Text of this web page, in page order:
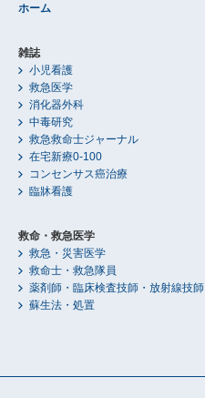
ホーム
雑誌
小児看護
救急医学
消化器外科
中毒研究
救急救命士ジャーナル
在宅新療0-100
コンセンサス癌治療
臨牀看護
救命・救急医学
救急・災害医学
救命士・救急隊員
薬剤師・臨床検査技師・放射線技師
蘇生法・処置